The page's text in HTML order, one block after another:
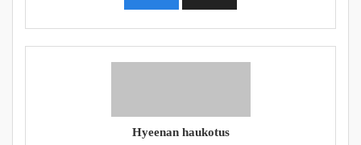
Hyeenan haukotus